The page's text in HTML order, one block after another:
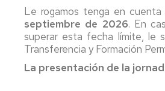
Le rogamos tenga en cuenta
septiembre de 2026. En
superar esta fecha límite, le
Transferencia y Formación
La presentación de la